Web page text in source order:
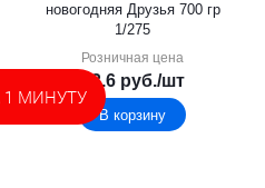
новогодняя Друзья 700 гр
1/275
Розничная цена
33.6руб./шт
В корзину
1 МИНУТУ